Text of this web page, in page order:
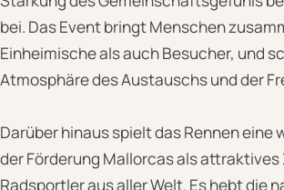
bei. Das Event bringt Menschen
Einheimische als auch Besucher, und
Atmosphäre des Austauschs und der
Darüber hinaus spielt das Rennen eine
der Förderung Mallorcas als attraktives
Radsportler aus aller Welt. Es hebt die